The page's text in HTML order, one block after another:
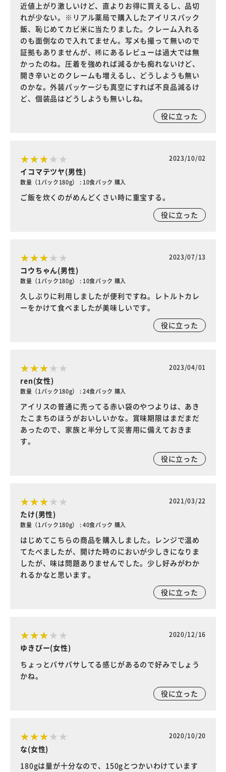
近値上がり激しいけど、直よりお得に買えるし、品切
れが少ない。※リアル薬局で購入したアイリスパック
飯、恥じめてカビ米に当たりました。クレーム入れる
のも面倒なので入れてません。写メも撮って無いので
証拠もありませんが、稀にあるレビューは過大では無
かったのね。圧着を強めれば減るかも痴れないけど、
開き辛いとのクレームも増えるし、どうしようも無い
のかな。外装パッケージも真空にすれば不良品減るけ
ど、個装品はどうしようも無いしね。
役に立った
2023/10/02
イコマテツヤ(男性)
数量（1パック180g） : 10食パック 購入
ご飯を炊くのがめんどくさい時に重宝する。
役に立った
2023/07/13
コウちゃん(男性)
数量（1パック180g） : 10食パック 購入
久しぶりに利用しましたが便利ですね。レトルトカレ
ーをかけて食べましたが美味しいです。
役に立った
2023/04/01
ren(女性)
数量（1パック180g） : 24食パック 購入
アイリスの普通に売ってる赤い袋のやつよりは、あき
たこまちのほうがおいしいかな。賞味期限はまだまだ
あったので、家族と半分して災害用に備えておきま
す。
役に立った
2021/03/22
たけ(男性)
数量（1パック180g） : 40食パック 購入
はじめてこちらの商品を購入しました。レンジで温め
てたべましたが、開けた時のにおいが少しきになりま
したが、味は問題ありませんでした。少し好みがわか
れるかなと思います。
役に立った
2020/12/16
ゆきぴー(女性)
ちょっとパサパサしてる感じがあるので好みでしょう
かね。
役に立った
2020/10/20
な(女性)
180gは量が十分なので、150gとつかいわけています